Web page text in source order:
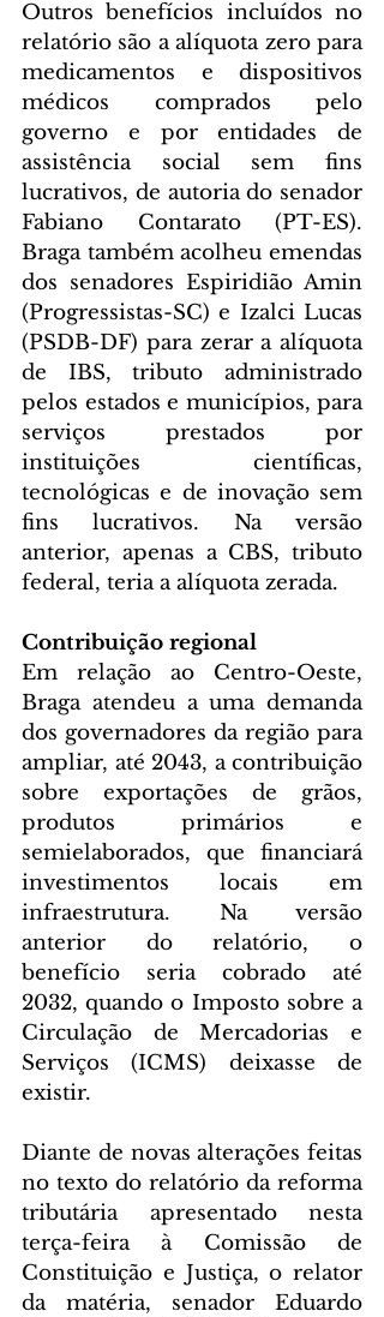
Outros benefícios incluídos no
relatório são a alíquota zero para
medicamentos e dispositivos
médicos comprados pelo
governo e por entidades de
assistência social sem fins
lucrativos, de autoria do senador
Fabiano Contarato (PT-ES).
Braga também acolheu emendas
dos senadores Espiridião Amin
(Progressistas-SC) e Izalci Lucas
(PSDB-DF) para zerar a alíquota
de IBS, tributo administrado
pelos estados e municípios, para
serviços prestados por
instituições científicas,
tecnológicas e de inovação sem
fins lucrativos. Na versão
anterior, apenas a CBS, tributo
federal, teria a alíquota zerada.
Contribuição regional
Em relação ao Centro-Oeste,
Braga atendeu a uma demanda
dos governadores da região para
ampliar, até 2043, a contribuição
sobre exportações de grãos,
produtos primários e
semielaborados, que financiará
investimentos locais em
infraestrutura. Na versão
anterior do relatório, o
benefício seria cobrado até
2032, quando o Imposto sobre a
Circulação de Mercadorias e
Serviços (ICMS) deixasse de
existir.
Diante de novas alterações feitas
no texto do relatório da reforma
tributária apresentado nesta
terça-feira à Comissão de
Constituição e Justiça, o relator
da matéria, senador Eduardo